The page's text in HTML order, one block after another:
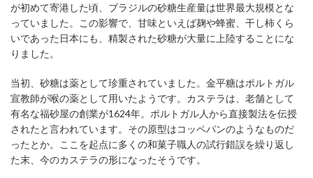
が初めて寄港した頃、ブラジルの砂糖生産量は世界最大規模とな
っていました。この影響で、甘味といえば麹や蜂蜜、干し柿くら
いであった日本にも、精製された砂糖が大量に上陸することにな
りました。
当初、砂糖は薬として珍重されていました。金平糖はポルトガル
宣教師が喉の薬として用いたようです。カステラは、老舗として
有名な福砂屋の創業が1624年。ポルトガル人から直接製法を伝授
されたと言われています。その原型はコッペパンのようなものだ
ったとか。ここを起点に多くの和菓子職人の試行錯誤を繰り返し
た末、今のカステラの形になったそうです。